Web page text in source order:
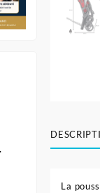
La